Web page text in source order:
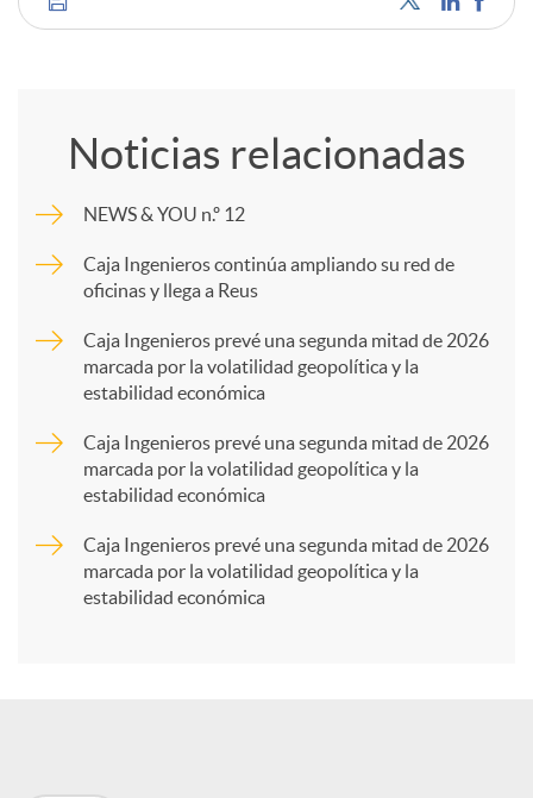
C
p
a
Noticias relacionadas
NEWS & YOU n.º 12
Caja Ingenieros continúa ampliando su red de
oficinas y llega a Reus
Caja Ingenieros prevé una segunda mitad de 2026
marcada por la volatilidad geopolítica y la
estabilidad económica
Caja Ingenieros prevé una segunda mitad de 2026
marcada por la volatilidad geopolítica y la
estabilidad económica
Caja Ingenieros prevé una segunda mitad de 2026
marcada por la volatilidad geopolítica y la
estabilidad económica